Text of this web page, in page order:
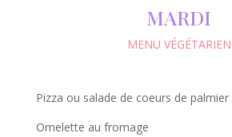
MARDI
MENU VÉGÉTARIEN
Pizza ou salade de coeurs de palmier
Omelette au fromage